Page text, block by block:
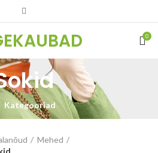
0
Kategooriad
Mehed